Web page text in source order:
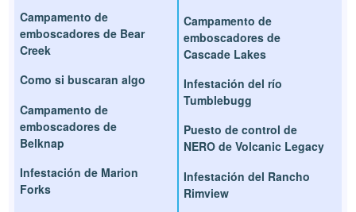
Campamento de
emboscadores de Bear
Creek
Como si buscaran algo
Campamento de
emboscadores de
Belknap
Infestación de Marion
Forks
Campamento de
emboscadores de
Cascade Lakes
Infestación del río
Tumblebugg
Puesto de control de
NERO de Volcanic Legacy
Infestación del Rancho
Rimview